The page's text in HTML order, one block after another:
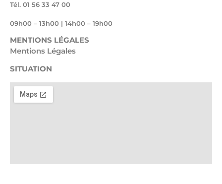
Tél. 01 56 33 47 00
09h00 – 13h00 | 14h00 – 19h00
MENTIONS LÉGALES
Mentions Légales
SITUATION